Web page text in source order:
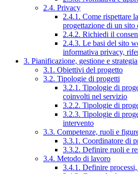
2.4. Privacy
2.4.1. Come rispettare
progettazione di un
2.4.2. Richiedi il
2.4.3. Le basi del sito
informativa privacy,
3. Pianificazione, gestione e strategia
3.1. Obiettivi del progetto
3.2. Tipologie di progetti
3.2.1. Tipologie di
coinvolti nel servizio
3.2.2. Tipologie di
3.2.3. Tipologie di
intervento
3.3. Competenze, ruoli e
3.3.1. Coordinatore di
3.3.2. Definire ruoli e
3.4. Metodo di lavoro
3.4.1. Definire